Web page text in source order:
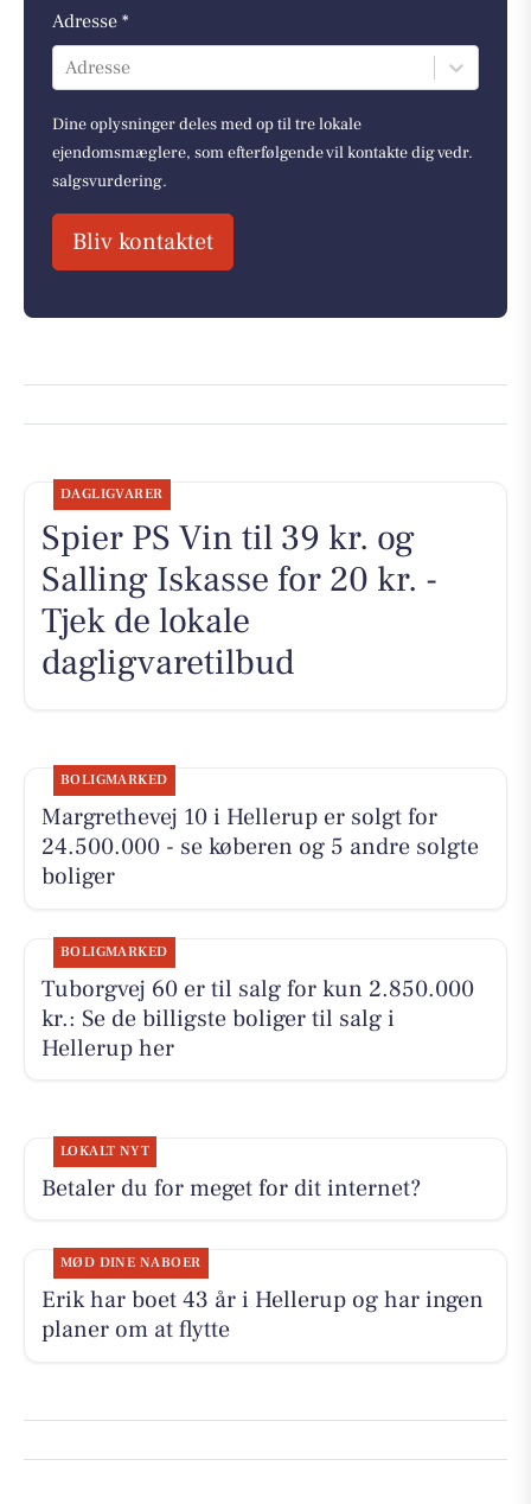
Adresse *
Adresse
Dine oplysninger deles med op til tre lokale
ejendomsmæglere, som efterfølgende vil kontakte dig vedr.
salgsvurdering.
Bliv kontaktet
DAGLIGVARER
Spier PS Vin til 39 kr. og
Salling Iskasse for 20 kr. -
Tjek de lokale
dagligvaretilbud
BOLIGMARKED
Margrethevej 10 i Hellerup er solgt for
24.500.000 - se køberen og 5 andre solgte
boliger
BOLIGMARKED
Tuborgvej 60 er til salg for kun 2.850.000
kr.: Se de billigste boliger til salg i
Hellerup her
LOKALT NYT
Betaler du for meget for dit internet?
MØD DINE NABOER
Erik har boet 43 år i Hellerup og har ingen
planer om at flytte